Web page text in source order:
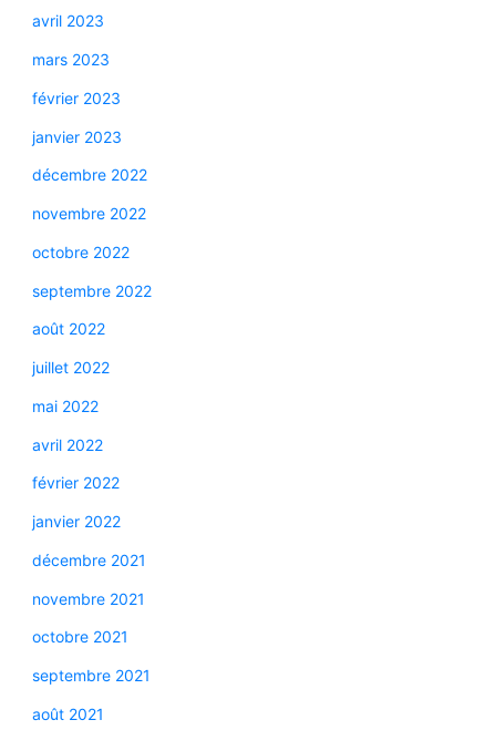
avril 2023
mars 2023
février 2023
janvier 2023
décembre 2022
novembre 2022
octobre 2022
septembre 2022
août 2022
juillet 2022
mai 2022
avril 2022
février 2022
janvier 2022
décembre 2021
novembre 2021
octobre 2021
septembre 2021
août 2021